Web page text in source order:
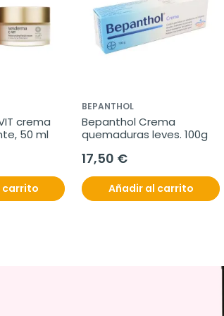
crema
50 ml
carrito
BEPANTHOL
Bepanthol Crema
quemaduras leves. 100g
17,50 €
Añadir al carrito